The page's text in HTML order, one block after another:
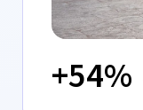
+54%